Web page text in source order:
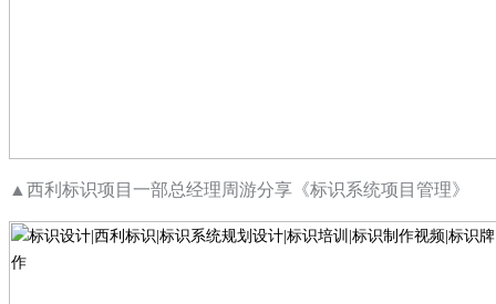
▲ 西利标识项目一部总经理周游分享《标识系统项目管理》